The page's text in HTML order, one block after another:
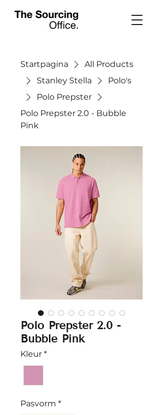
Startpagina
All Products
Stanley Stella
Polo's
Polo Prepster
Polo Prepster 2.0 - Bubble
Pink
Polo Prepster 2.0 -
Bubble Pink
Kleur *
Pasvorm *